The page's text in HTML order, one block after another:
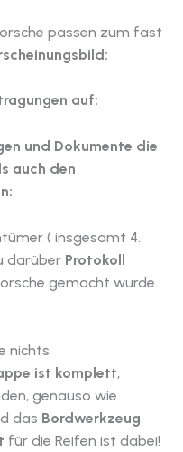
passen zum fast
auf:
und Dokumente die
auch den
( insgesamt 4.
darüber Protokoll
gemacht wurde.
nichts
ist komplett,
genauso wie
das Bordwerkzeug.
für die Reifen ist dabei!